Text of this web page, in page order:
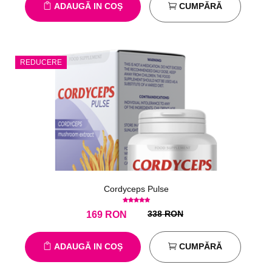
ADAUGĂ IN COŞ CUMPĂRĂ
REDUCERE
Cordyceps Pulse
RON
169 338 RON
ADAUGĂ IN COŞ CUMPĂRĂ